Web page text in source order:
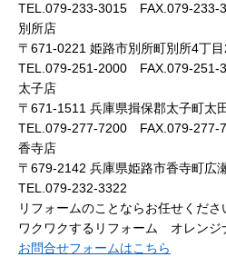
TEL.079-233-3015 FAX.079-233-
別所店
〒671-0221 姫路市別所町別所4丁目
TEL.079-251-2000 FAX.079-251-
太子店
〒671-1511 兵庫県揖保郡太子町太
TEL.079-277-7200 FAX.079-277-
香寺店
〒679-2142 兵庫県姫路市香寺町広
TEL.079-232-3322
リフォームのことならお任せくださ
ワクワクするリフォーム オレンジ
お問合せフォームはこちら